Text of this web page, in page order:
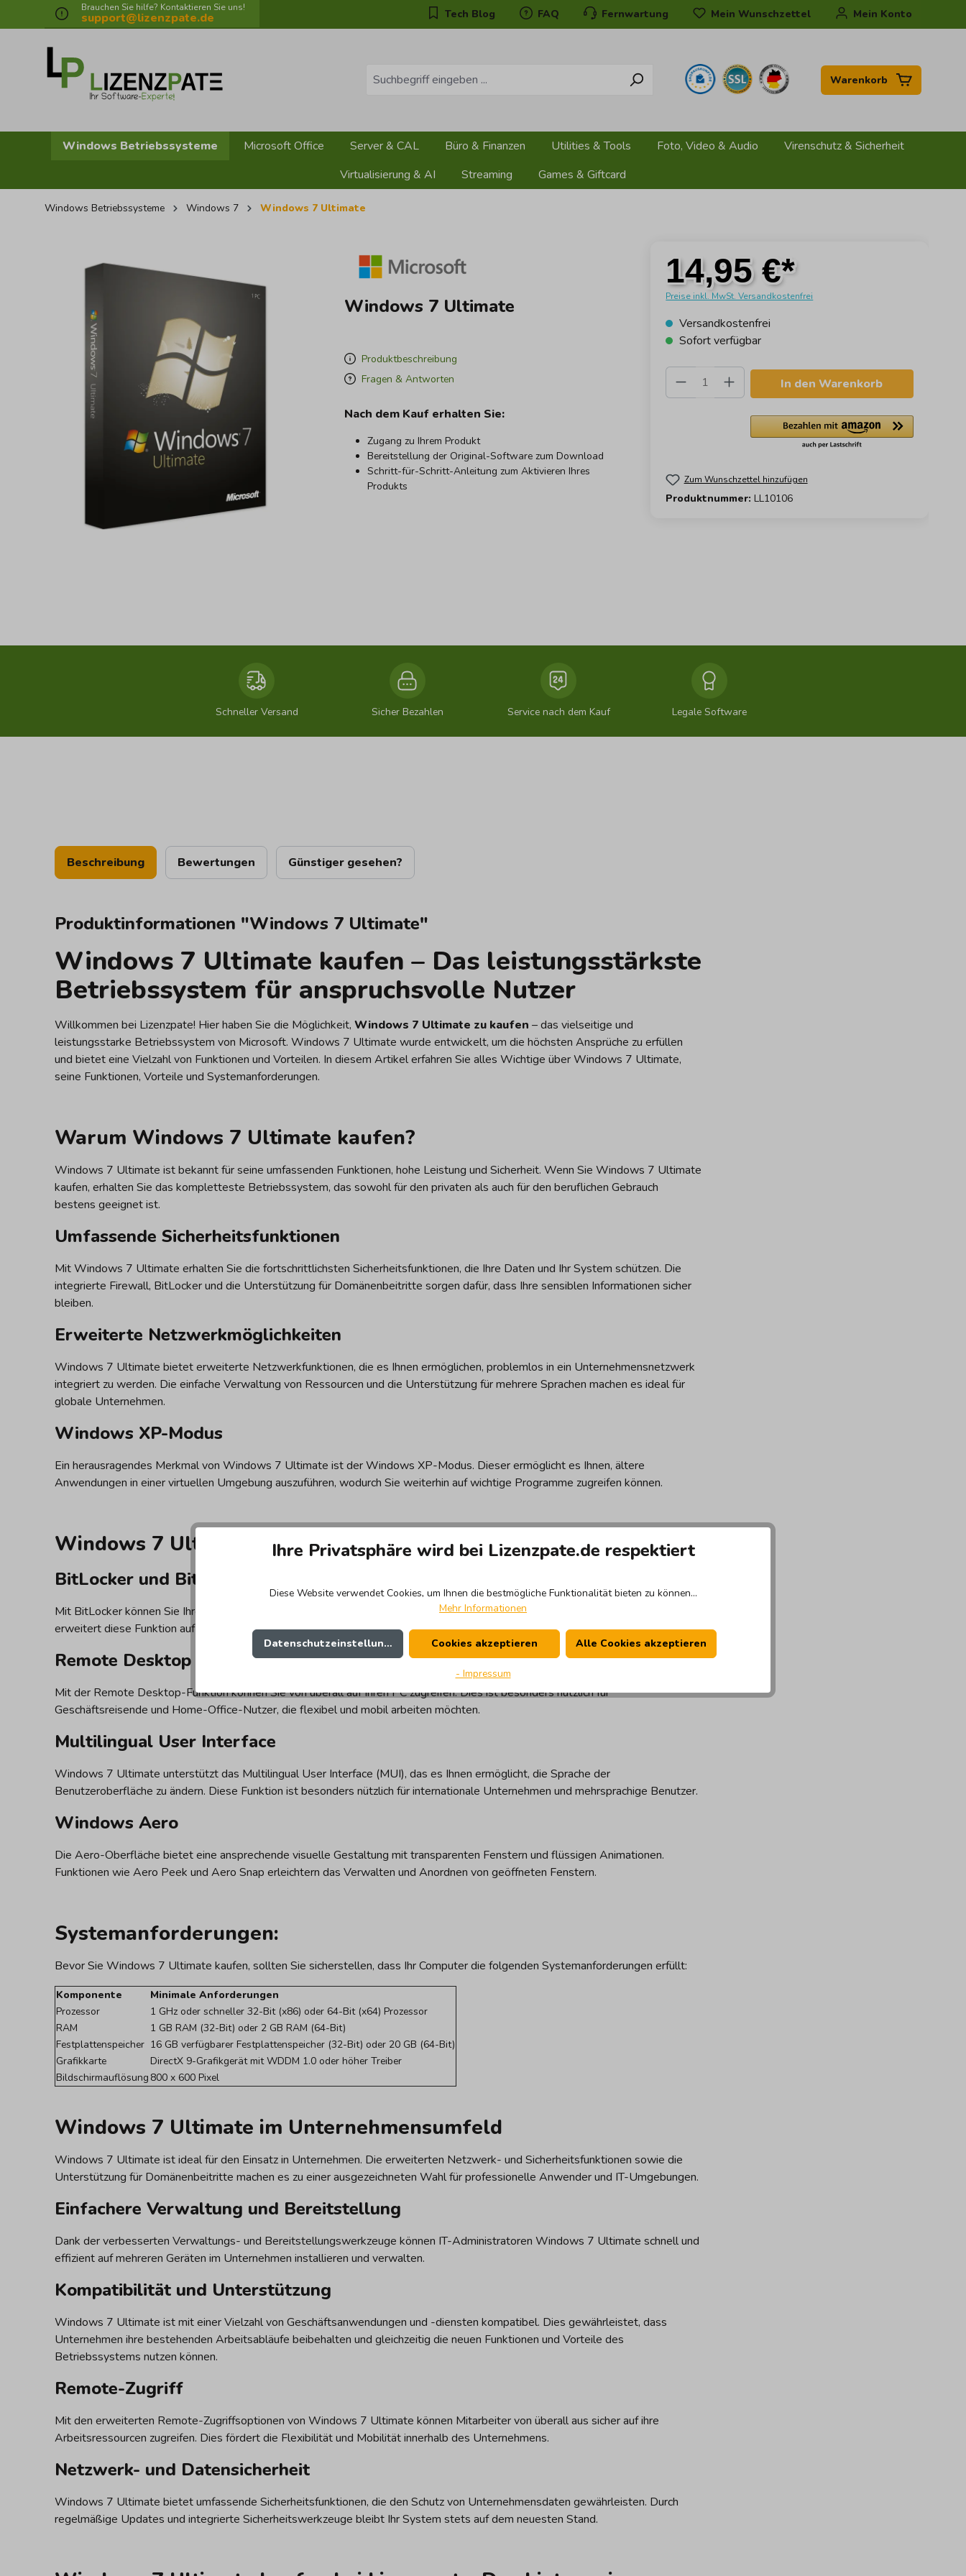
Zur Hauptnavigation springen
Brauchen Sie hilfe? Kontaktieren Sie uns!
support@lizenzpate.de Tech Blog FAQ Fernwartung Mein Wunschzettel Mein Konto
Warenkorb
Windows Betriebssysteme Microsoft Office Server & CAL Büro & Finanzen Utilities & Tools Foto, Video & Audio
Virenschutz & Sicherheit
Virtualisierung & AI
Streaming Games & Giftcard
Windows Betriebssysteme Windows 7 Windows 7 Ultimate
Windows 7 Ultimate
Produktbeschreibung
Fragen & Antworten
Nach dem Kauf erhalten Sie:
Zugang zu Ihrem Produkt
Bereitstellung der Original-Software zum Download
Schritt-für-Schritt-Anleitung zum Aktivieren Ihres
Produkts
14,95 €*
Preise inkl. MwSt. Versandkostenfrei
Versandkostenfrei
Sofort verfügbar
Produkt Anzahl: Gib den
In den Warenkorb
Zum Wunschzettel hinzufügen
Produktnummer:LL10106
Schneller Versand Sicher Bezahlen Service nach dem Kauf Legale Software
Beschreibung Bewertungen Günstiger gesehen?
Produktinformationen "Windows 7 Ultimate"
Windows 7 Ultimate kaufen – Das leistungsstärkste
Betriebssystem für anspruchsvolle Nutzer
Willkommen bei Lizenzpate! Hier haben Sie die Möglichkeit, Windows 7 Ultimate zu kaufen – das vielseitige und
leistungsstarke Betriebssystem von Microsoft. Windows 7 Ultimate wurde entwickelt, um die höchsten Ansprüche zu erfüllen
und bietet eine Vielzahl von Funktionen und Vorteilen. In diesem Artikel erfahren Sie alles Wichtige über Windows 7 Ultimate,
seine Funktionen, Vorteile und Systemanforderungen.
Warum Windows 7 Ultimate kaufen?
Windows 7 Ultimate ist bekannt für seine umfassenden Funktionen, hohe Leistung und Sicherheit. Wenn Sie Windows 7 Ultimate
kaufen, erhalten Sie das kompletteste Betriebssystem, das sowohl für den privaten als auch für den beruflichen Gebrauch
bestens geeignet ist.
Umfassende Sicherheitsfunktionen
Mit Windows 7 Ultimate erhalten Sie die fortschrittlichsten Sicherheitsfunktionen, die Ihre Daten und Ihr System schützen. Die
integrierte Firewall, BitLocker und die Unterstützung für Domänenbeitritte sorgen dafür, dass Ihre sensiblen Informationen sicher
bleiben.
Erweiterte Netzwerkmöglichkeiten
Windows 7 Ultimate bietet erweiterte Netzwerkfunktionen, die es Ihnen ermöglichen, problemlos in ein Unternehmensnetzwerk
integriert zu werden. Die einfache Verwaltung von Ressourcen und die Unterstützung für mehrere Sprachen machen es ideal für
globale Unternehmen.
Windows XP-Modus
Ein herausragendes Merkmal von Windows 7 Ultimate ist der Windows XP-Modus. Dieser ermöglicht es Ihnen, ältere
Anwendungen in einer virtuellen Umgebung auszuführen, wodurch Sie weiterhin auf wichtige Programme zugreifen können.
Windows 7 Ultimate: Alle wichtigen Funktionen im Detail
BitLocker und BitLocker To Go
Mit BitLocker können Sie Ihre Festplatten verschlüsseln, um Ihre Daten vor unbefugtem Zugriff zu schützen. BitLocker To Go
erweitert diese Funktion auf Wechseldatenträger wie USB-Sticks und externe Festplatten.
Remote Desktop
Mit der Remote Desktop-Funktion können Sie von überall auf Ihren PC zugreifen. Dies ist besonders nützlich für
Geschäftsreisende und Home-Office-Nutzer, die flexibel und mobil arbeiten möchten.
Multilingual User Interface
Windows 7 Ultimate unterstützt das Multilingual User Interface (MUI), das es Ihnen ermöglicht, die Sprache der
Benutzeroberfläche zu ändern. Diese Funktion ist besonders nützlich für internationale Unternehmen und mehrsprachige Benutzer.
Windows Aero
Die Aero-Oberfläche bietet eine ansprechende visuelle Gestaltung mit transparenten Fenstern und flüssigen Animationen.
Funktionen wie Aero Peek und Aero Snap erleichtern das Verwalten und Anordnen von geöffneten Fenstern.
Systemanforderungen:
Bevor Sie Windows 7 Ultimate kaufen, sollten Sie sicherstellen, dass Ihr Computer die folgenden Systemanforderungen erfüllt:
Komponente
Minimale Anforderungen
Prozessor
1 GHz oder schneller 32-Bit (x86) oder 64-Bit (x64) Prozessor
RAM
1 GB RAM (32-Bit) oder 2 GB RAM (64-Bit)
Festplattenspeicher 16 GB verfügbarer Festplattenspeicher (32-Bit) oder 20 GB (64-Bit)
Grafikkarte
DirectX 9-Grafikgerät mit WDDM 1.0 oder höher Treiber
Bildschirmauflösung 800 x 600 Pixel
Windows 7 Ultimate im Unternehmensumfeld
Windows 7 Ultimate ist ideal für den Einsatz in Unternehmen. Die erweiterten Netzwerk- und Sicherheitsfunktionen sowie die
Unterstützung für Domänenbeitritte machen es zu einer ausgezeichneten Wahl für professionelle Anwender und IT-Umgebungen.
Einfachere Verwaltung und Bereitstellung
Dank der verbesserten Verwaltungs- und Bereitstellungswerkzeuge können IT-Administratoren Windows 7 Ultimate schnell und
effizient auf mehreren Geräten im Unternehmen installieren und verwalten.
Kompatibilität und Unterstützung
Windows 7 Ultimate ist mit einer Vielzahl von Geschäftsanwendungen und -diensten kompatibel. Dies gewährleistet, dass
Unternehmen ihre bestehenden Arbeitsabläufe beibehalten und gleichzeitig die neuen Funktionen und Vorteile des
Betriebssystems nutzen können.
Remote-Zugriff
Mit den erweiterten Remote-Zugriffsoptionen von Windows 7 Ultimate können Mitarbeiter von überall aus sicher auf ihre
Arbeitsressourcen zugreifen. Dies fördert die Flexibilität und Mobilität innerhalb des Unternehmens.
Netzwerk- und Datensicherheit
Windows 7 Ultimate bietet umfassende Sicherheitsfunktionen, die den Schutz von Unternehmensdaten gewährleisten. Durch
regelmäßige Updates und integrierte Sicherheitswerkzeuge bleibt Ihr System stets auf dem neuesten Stand.
Ihre Privatsphäre wird bei Lizenzpate.de respektiert
Diese Website verwendet Cookies, um Ihnen die bestmögliche Funktionalität bieten zu können...
Mehr Informationen
Datenschutzeinstellungen Cookies akzeptieren Alle Cookies akzeptieren
- Impressum